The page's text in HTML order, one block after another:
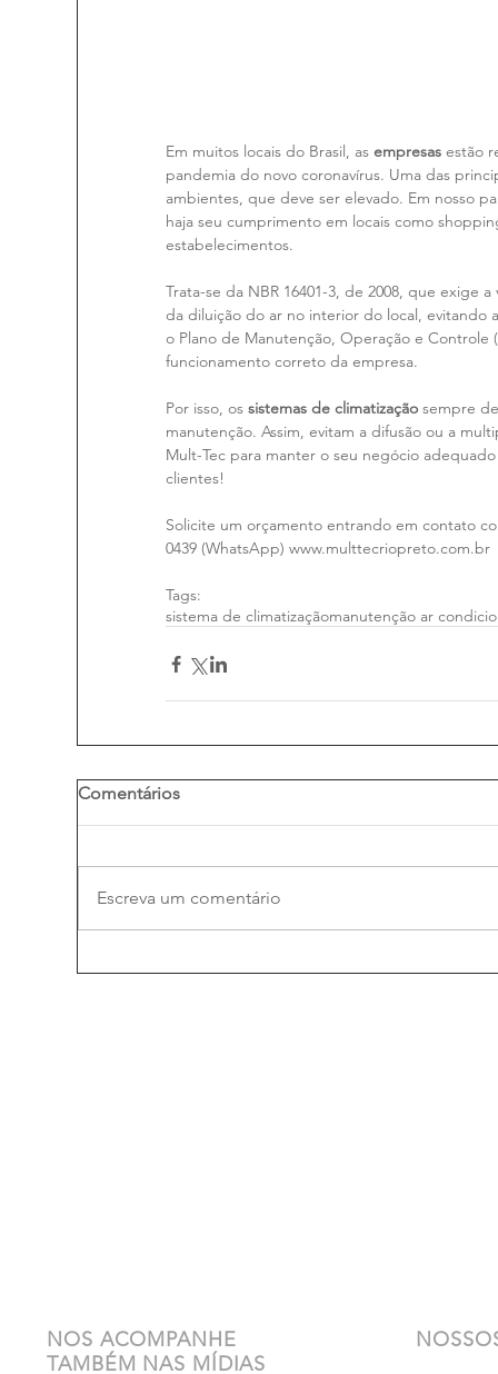
Em muitos locais do Brasil, as empresas estão
pandemia do novo coronavírus. Uma das
ambientes, que deve ser elevado. Em nosso
haja seu cumprimento em locais como
estabelecimentos.
Trata-se da NBR 16401-3, de 2008, que exige
da diluição do ar no interior do local, evitando
o Plano de Manutenção, Operação e Controle
funcionamento correto da empresa.
Por isso, os sistemas de climatização sempre
manutenção. Assim, evitam a difusão ou a
Mult-Tec para manter o seu negócio
clientes!
Solicite um orçamento entrando em contato
0439 (WhatsApp) www.multtecriopreto.com.br
Tags:
sistema de climatizaçãomanutenção ar
Comentários
Escreva um comentário
NOS ACOMPANHE
TAMBÉM NAS MÍDIAS